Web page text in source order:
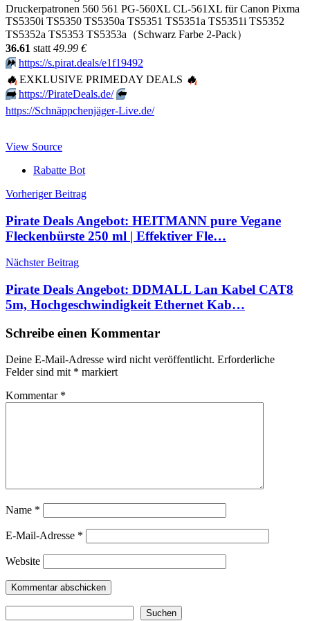
Druckerpatronen 560 561 PG-560XL CL-561XL für Canon Pixma
TS5350i TS5350 TS5350a TS5351 TS5351a TS5351i TS5352
TS5352a TS5353 TS5353a（Schwarz Farbe 2-Pack）
36.61 statt 49.99 €
⏩️ https://s.pirat.deals/e1f19492
🔥 EXKLUSIVE PRIMEDAY DEALS 🔥
➡️ https://PirateDeals.de/ ⬅️
https://Schnäppchenjäger-Live.de/
View Source
Rabatte Bot
Beitragsnavigation
Vorheriger Beitrag
Pirate Deals Angebot: HEITMANN pure Vegane
Fleckenbürste 250 ml | Effektiver Fle…
Nächster Beitrag
Pirate Deals Angebot: DDMALL Lan Kabel CAT8
5m, Hochgeschwindigkeit Ethernet Kab…
Schreibe einen Kommentar
Deine E-Mail-Adresse wird nicht veröffentlicht. Erforderliche
Felder sind mit * markiert
Kommentar *
Name *
E-Mail-Adresse *
Website
Suchen